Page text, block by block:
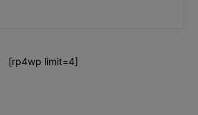
[rp4wp limit=4]